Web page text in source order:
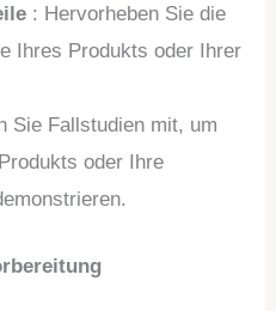
: Hervorheben Sie die
Ihres Produkts oder Ihrer
Sie Fallstudien mit, um
oder Ihre